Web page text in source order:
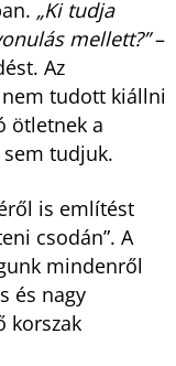
„Ki tudja
mellett?”–
Az
tudott kiállni
ötletnek a
tudjuk.
is említést
csodán”. A
mindenről
és nagy
korszak